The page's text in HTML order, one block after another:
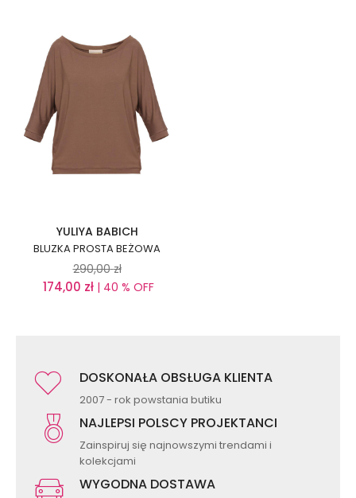
YULIYA BABICH
BLUZKA PROSTA BEŻOWA
290,00 zł
174,00 zł| 40 % OFF
DOSKONAŁA OBSŁUGA KLIENTA
2007 - rok powstania butiku
NAJLEPSI POLSCY PROJEKTANCI
Zainspiruj się najnowszymi trendami i
kolekcjami
WYGODNA DOSTAWA